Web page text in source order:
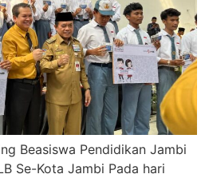
Beasiswa Pendidikan Jambi
Se-Kota Jambi Pada hari